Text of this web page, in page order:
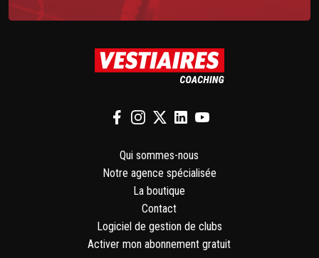
Qui sommes-nous
Notre agence spécialisée
La boutique
Contact
Logiciel de gestion de clubs
Activer mon abonnement gratuit